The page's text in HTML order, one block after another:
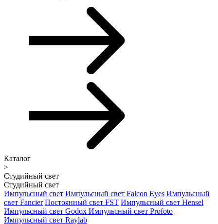
Каталог
>
Студийный свет
Студийный свет
Импульсный свет Импульсный свет Falcon Eyes Импульсный
свет Fancier Постоянный свет FST Импульсный свет Hensel
Импульсный свет Godox Импульсный свет Profoto
Импульсный свет Raylab